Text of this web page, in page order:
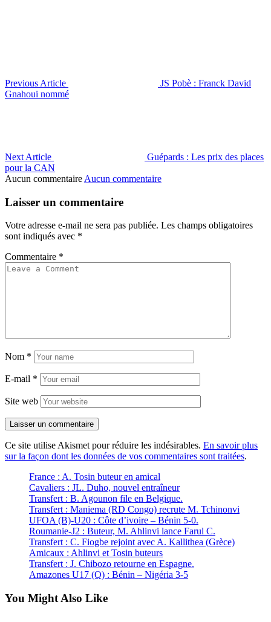
Previous Article
JS Pobè : Franck David
Gnahoui nommé
Next Article
Guépards : Les prix des places
pour la CAN
Aucun commentaire Aucun commentaire
Laisser un commentaire
Votre adresse e-mail ne sera pas publiée. Les champs obligatoires
sont indiqués avec *
Commentaire *
Nom *
E-mail *
Site web
Ce site utilise Akismet pour réduire les indésirables. En savoir plus
sur la façon dont les données de vos commentaires sont traitées.
France : A. Tosin buteur en amical
Cavaliers : JL. Duho, nouvel entraîneur
Transfert : B. Agounon file en Belgique.
Transfert : Maniema (RD Congo) recrute M. Tchinonvi
UFOA (B)-U20 : Côte d’ivoire – Bénin 5-0.
Roumanie-J2 : Buteur, M. Ahlinvi lance Farul C.
Transfert : C. Fiogbe rejoint avec A. Kallithea (Grèce)
Amicaux : Ahlinvi et Tosin buteurs
Transfert : J. Chibozo retourne en Espagne.
Amazones U17 (Q) : Bénin – Nigéria 3-5
You Might Also Like